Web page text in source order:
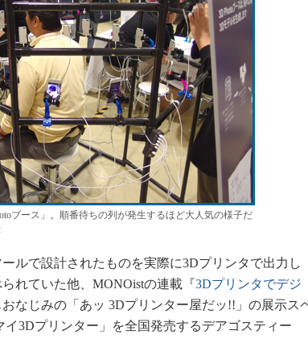
ブース」。順番待ちの列が発生するほど大人気の様子だ
ルで設計されたものを実際に3Dプリンタで出力し
れていた他、MONOistの連載『3Dプリンタでデジ
おなじみの「あッ 3Dプリンター屋だッ!!」の展示ス
イ3Dプリンター」を全国発売するデアゴスティー